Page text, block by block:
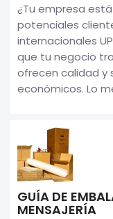
¿Tu empresa
potenciales
internacionales
que tu negocio
ofrecen calidad y
económicos. Lo
GUÍA DE
MENSAJERÍA